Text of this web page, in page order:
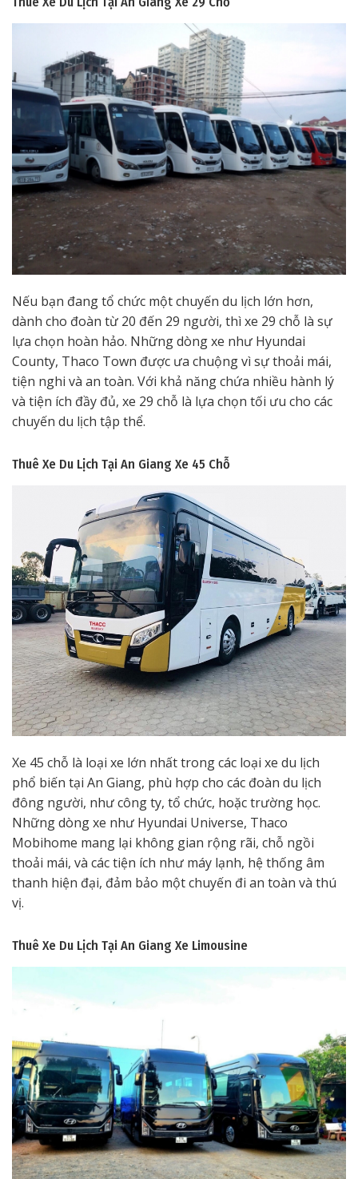
Nếu bạn đang tổ chức một chuyến du lịch lớn hơn,
dành cho đoàn từ 20 đến 29 người, thì xe 29 chỗ là sự
lựa chọn hoàn hảo. Những dòng xe như Hyundai
County, Thaco Town được ưa chuộng vì sự thoải mái,
tiện nghi và an toàn. Với khả năng chứa nhiều hành lý
và tiện ích đầy đủ, xe 29 chỗ là lựa chọn tối ưu cho các
chuyến du lịch tập thể.
Thuê Xe Du Lịch Tại An Giang Xe 45 Chỗ
Xe 45 chỗ là loại xe lớn nhất trong các loại xe du lịch
phổ biến tại An Giang, phù hợp cho các đoàn du lịch
đông người, như công ty, tổ chức, hoặc trường học.
Những dòng xe như Hyundai Universe, Thaco
Mobihome mang lại không gian rộng rãi, chỗ ngồi
thoải mái, và các tiện ích như máy lạnh, hệ thống âm
thanh hiện đại, đảm bảo một chuyến đi an toàn và thú
vị.
Thuê Xe Du Lịch Tại An Giang Xe Limousine